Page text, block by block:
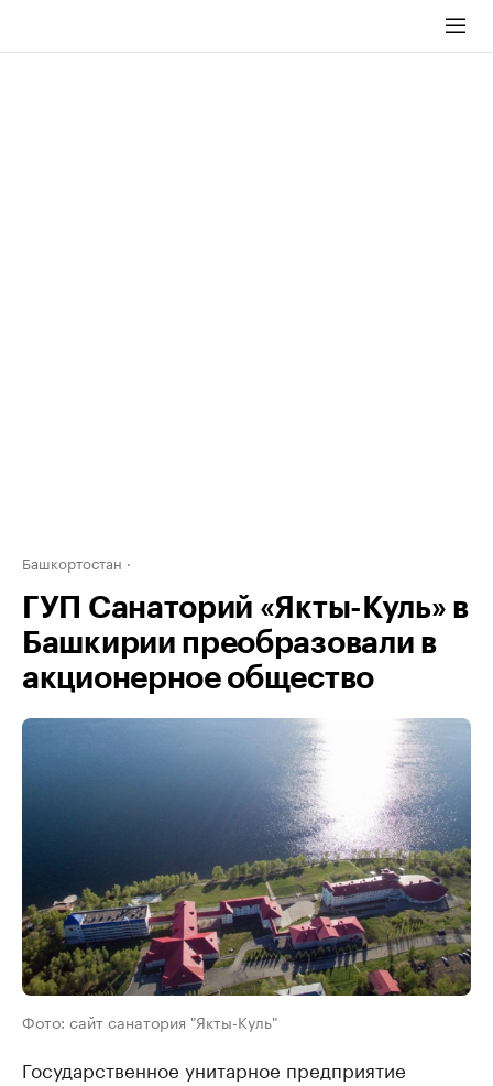
Башкортостан
ГУП Санаторий «Якты-Куль» в
Башкирии преобразовали в
акционерное общество
Фото: сайт санатория "Якты-Куль"
Государственное унитарное предприятие